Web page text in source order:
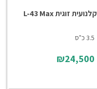
קלנועית זוגית L-43 Max
3.5 כ"ס
₪24,500